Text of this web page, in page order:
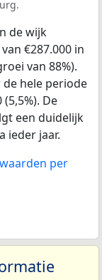
de wijk
€287.000 in
van 88%).
hele periode
De
een duidelijk
ieder jaar.
per